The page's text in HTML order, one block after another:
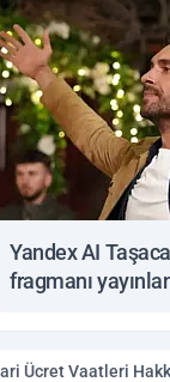
Yandex AI
fragmanı
Ücret Vaatleri